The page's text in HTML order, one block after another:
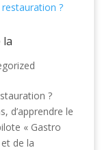
la
?
d’apprendre le
« Gastro
de la